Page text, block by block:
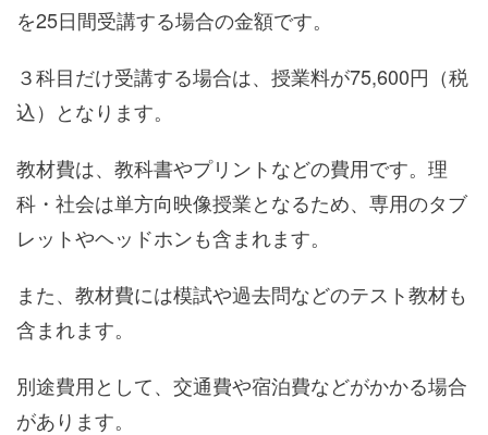
を25日間受講する場合の金額です。
３科目だけ受講する場合は、授業料が75,600円（税
込）となります。
教材費は、教科書やプリントなどの費用です。理
科・社会は単方向映像授業となるため、専用のタブ
レットやヘッドホンも含まれます。
また、教材費には模試や過去問などのテスト教材も
含まれます。
別途費用として、交通費や宿泊費などがかかる場合
があります。